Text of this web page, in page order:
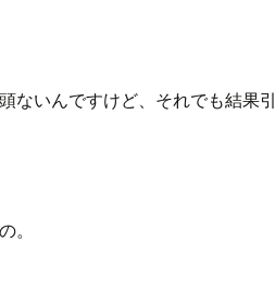
ないんですけど、それでも結果引
。